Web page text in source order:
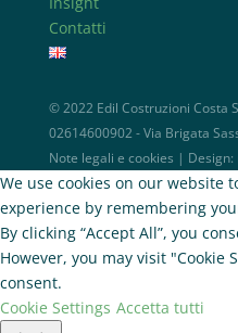
Contatti
© 2022 Edil Costruzioni Costa
02614600902 - Via Brigata
Note legali e cookies | Design:
We use cookies on our website
experience by remembering
By clicking “Accept All”, you
However, you may visit
consent.
Cookie Settings Accetta tutti